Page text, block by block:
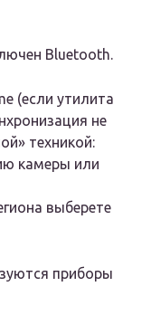
Bluetooth.
(если утилита
не
техникой:
камеры или
выберете
приборы